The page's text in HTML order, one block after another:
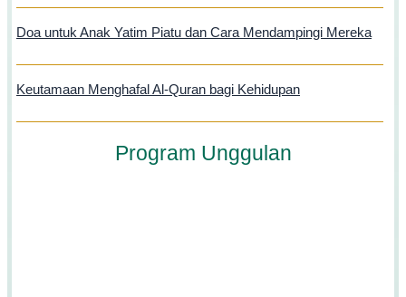
Doa untuk Anak Yatim Piatu dan Cara Mendampingi Mereka
Keutamaan Menghafal Al-Quran bagi Kehidupan
Program Unggulan